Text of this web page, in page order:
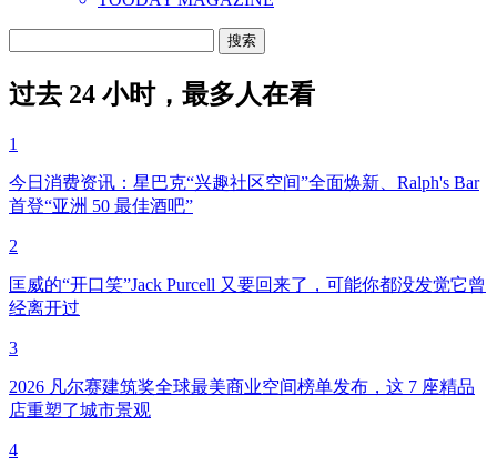
过去 24 小时，最多人在看
1
今日消费资讯：星巴克“兴趣社区空间”全面焕新、Ralph's Bar
首登“亚洲 50 最佳酒吧”
2
匡威的“开口笑”Jack Purcell 又要回来了，可能你都没发觉它曾
经离开过
3
2026 凡尔赛建筑奖全球最美商业空间榜单发布，这 7 座精品
店重塑了城市景观
4